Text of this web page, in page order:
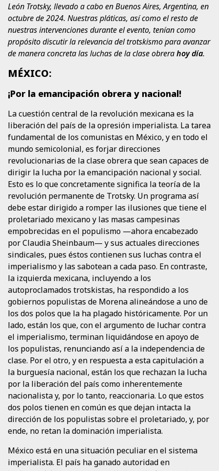
León Trotsky, llevado a cabo en Buenos Aires, Argentina, en
octubre de 2024. Nuestras pláticas, así como el resto de
nuestras intervenciones durante el evento, tenían como
propósito discutir la relevancia del trotskismo para avanzar
de manera concreta las luchas de la clase obrerahoy día.
MÉXICO:
¡Por la emancipación obrera y nacional!
La cuestión central de la revolución mexicana es la
liberación del país de la opresión imperialista. La tarea
fundamental de los comunistas en México, y en todo el
mundo semicolonial, es forjar direcciones
revolucionarias de la clase obrera que sean capaces de
dirigir la lucha por la emancipación nacional y social.
Esto es lo que concretamente significa la teoría de la
revolución permanente de Trotsky. Un programa así
debe estar dirigido a romper las ilusiones que tiene el
proletariado mexicano y las masas campesinas
empobrecidas en el populismo —ahora encabezado
por Claudia Sheinbaum— y sus actuales direcciones
sindicales, pues éstos contienen sus luchas contra el
imperialismo y las sabotean a cada paso. En contraste,
la izquierda mexicana, incluyendo a los
autoproclamados trotskistas, ha respondido a los
gobiernos populistas de Morena alineándose a uno de
los dos polos que la ha plagado históricamente. Por un
lado, están los que, con el argumento de luchar contra
el imperialismo, terminan liquidándose en apoyo de
los populistas, renunciando así a la independencia de
clase. Por el otro, y en respuesta a esta capitulación a
la burguesía nacional, están los que rechazan la lucha
por la liberación del país como inherentemente
nacionalista y, por lo tanto, reaccionaria. Lo que estos
dos polos tienen en común es que dejan intacta la
dirección de los populistas sobre el proletariado, y, por
ende, no retan la dominación imperialista.
México está en una situación peculiar en el sistema
imperialista. El país ha ganado autoridad en